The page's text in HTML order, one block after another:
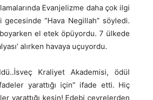
Evanjelizme daha çok ilgi
“Hava Negillah” söyledi.
boyarken el etek öpüyordu. 7 ülkede
alırken havaya uçuyordu.
Kraliyet Akademisi, ödül
yarattığı için” ifade etti. Hiç
yarattığı kesin! Edebi çevrelerden